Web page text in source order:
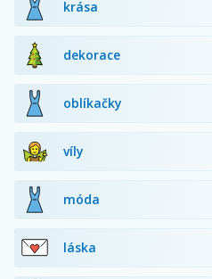
krása
dekorace
oblíkačky
víly
móda
láska